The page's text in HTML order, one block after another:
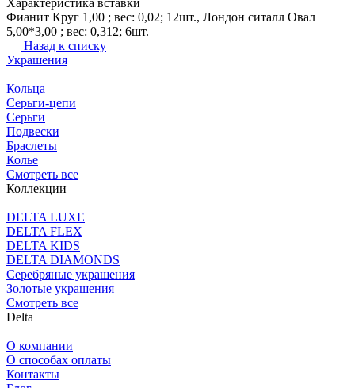
Характеристика вставки
Фианит Круг 1,00 ; вес: 0,02; 12шт., Лондон ситалл Овал
5,00*3,00 ; вес: 0,312; 6шт.
Назад к списку
Украшения
Кольца
Серьги-цепи
Серьги
Подвески
Браслеты
Колье
Смотреть все
Коллекции
DELTA LUXE
DELTA FLEX
DELTA KIDS
DELTA DIAMONDS
Серебряные украшения
Золотые украшения
Смотреть все
Delta
О компании
О способах оплаты
Контакты